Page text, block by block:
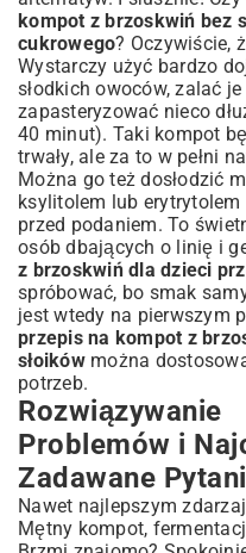
kompot z brzoskwiń bez
cukrowego? Oczywiście,
Wystarczy użyć bardzo
słodkich owoców, zalać
zapasteryzować nieco
40 minut). Taki kompot
trwały, ale za to w pełni
Można go też dosłodzić
ksylitolem lub erytrytolem
przed podaniem. To
osób dbających o linię i
z brzoskwiń dla dzieci
spróbować, bo smak
jest wtedy na pierwszym
przepis na kompot z
słoikówmożna
potrzeb.
Rozwiązywanie
Problemów i
Zadawane
Nawet najlepszym
Mętny kompot,